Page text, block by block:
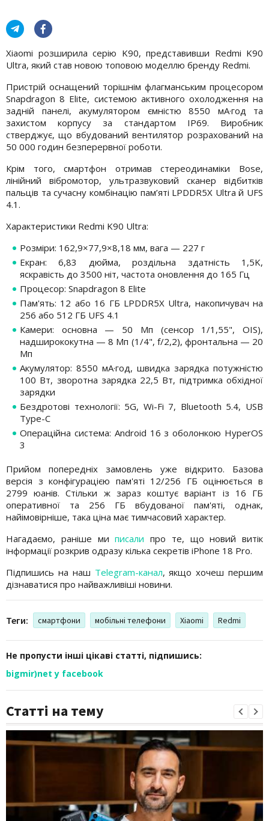
Xiaomi розширила серію K90, представивши Redmi K90
Ultra, який став новою топовою моделлю бренду Redmi.
Пристрій оснащений торішнім флагманським процесором
Snapdragon 8 Elite, системою активного охолодження на
задній панелі, акумулятором ємністю 8550 мА·год та
захистом корпусу за стандартом IP69. Виробник
стверджує, що вбудований вентилятор розрахований на
50 000 годин безперервної роботи.
Крім того, смартфон отримав стереодинаміки Bose,
лінійний вібромотор, ультразвуковий сканер відбитків
пальців та сучасну комбінацію пам’яті LPDDR5X Ultra й UFS
4.1.
Характеристики Redmi K90 Ultra:
Розміри: 162,9×77,9×8,18 мм, вага — 227 г
Екран: 6,83 дюйма, роздільна здатність 1,5K,
яскравість до 3500 ніт, частота оновлення до 165 Гц
Процесор: Snapdragon 8 Elite
Пам'ять: 12 або 16 ГБ LPDDR5X Ultra, накопичувач на
256 або 512 ГБ UFS 4.1
Камери: основна — 50 Мп (сенсор 1/1,55", OIS),
надширококутна — 8 Мп (1/4", f/2,2), фронтальна — 20
Мп
Акумулятор: 8550 мА·год, швидка зарядка потужністю
100 Вт, зворотна зарядка 22,5 Вт, підтримка обхідної
зарядки
Бездротові технології: 5G, Wi-Fi 7, Bluetooth 5.4, USB
Type-C
Операційна система: Android 16 з оболонкою HyperOS
3
Прийом попередніх замовлень уже відкрито. Базова
версія з конфігурацією пам'яті 12/256 ГБ оцінюється в
2799 юанів. Стільки ж зараз коштує варіант із 16 ГБ
оперативної та 256 ГБ вбудованої пам'яті, однак,
найімовірніше, така ціна має тимчасовий характер.
Нагадаємо, раніше миписали про те, що новий витік
інформації розкрив одразу кілька секретів iPhone 18 Pro.
Підпишись на наш Telegram-канал, якщо хочеш першим
дізнаватися про найважливіші новини.
Теги: смартфони мобільні телефони Xiaomi Redmi
Не пропусти інші цікаві статті, підпишись:
bigmir)net у facebook
Статті на тему